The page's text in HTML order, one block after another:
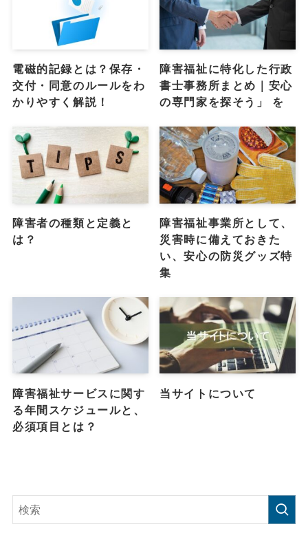
電磁的記録とは？保存・
交付・同意のルールをわ
かりやすく解説！
障害福祉に特化した行政
書士事務所まとめ｜安心
の専門家を探そう」 を
障害者の種類と定義と
は？
障害福祉事業所として、
災害時に備えておきた
い、安心の防災グッズ特
集
障害福祉サービスに関す
る年間スケジュールと、
必須項目とは？
当サイトについて